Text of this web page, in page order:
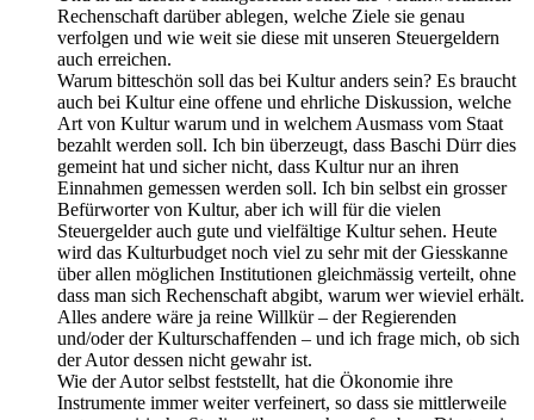
Rechenschaft darüber ablegen, welche Ziele sie genau
verfolgen und wie weit sie diese mit unseren Steuergeldern
auch erreichen.
Warum bitteschön soll das bei Kultur anders sein? Es braucht
auch bei Kultur eine offene und ehrliche Diskussion, welche
Art von Kultur warum und in welchem Ausmass vom Staat
bezahlt werden soll. Ich bin überzeugt, dass Baschi Dürr dies
gemeint hat und sicher nicht, dass Kultur nur an ihren
Einnahmen gemessen werden soll. Ich bin selbst ein grosser
Befürworter von Kultur, aber ich will für die vielen
Steuergelder auch gute und vielfältige Kultur sehen. Heute
wird das Kulturbudget noch viel zu sehr mit der Giesskanne
über allen möglichen Institutionen gleichmässig verteilt, ohne
dass man sich Rechenschaft abgibt, warum wer wieviel erhält.
Alles andere wäre ja reine Willkür – der Regierenden
und/oder der Kulturschaffenden – und ich frage mich, ob sich
der Autor dessen nicht gewahr ist.
Wie der Autor selbst feststellt, hat die Ökonomie ihre
Instrumente immer weiter verfeinert, so dass sie mittlerweile